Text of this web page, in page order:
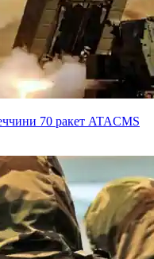
70 ракет ATACMS